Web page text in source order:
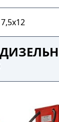
7,5х12